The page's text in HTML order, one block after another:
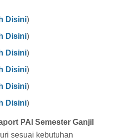
Disini)
Disini)
Disini)
Disini)
Disini)
Disini)
PAI Semester Ganjil
sesuai kebutuhan